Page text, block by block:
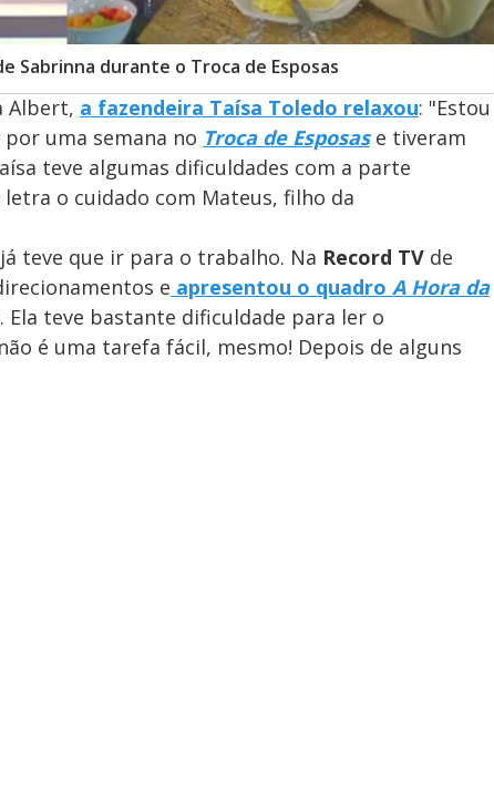
Sabrinna durante o Troca de Esposas
Albert, a fazendeira Taísa Toledo relaxou: "Estou
uma semana no Troca de Esposase tiveram
teve algumas dificuldades com a parte
o cuidado com Mateus, filho da
teve que ir para o trabalho. Na Record TV de
e apresentou o quadro A Hora da
Ela teve bastante dificuldade para ler o
é uma tarefa fácil, mesmo! Depois de alguns